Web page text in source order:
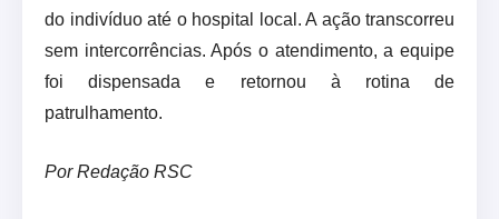
do indivíduo até o hospital local. A ação transcorreu
sem intercorrências. Após o atendimento, a equipe
foi dispensada e retornou à rotina de
patrulhamento.
Por Redação RSC